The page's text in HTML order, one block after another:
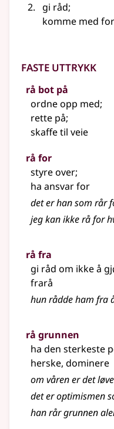
gi råd;
komme med
Faste uttrykk
rå bot på
ordne opp med;
rette på;
skaffe til veie
rå for
styre over;
ha ansvar for
det er han som rår
jeg kan ikke rå for
rå fra
gi råd om ikke å
frarå
hun rådde ham fra
rå grunnen
ha den sterkeste
herske, dominere
om våren er det
det er optimismen
han rår grunnen